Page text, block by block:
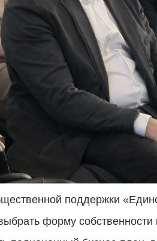
поддержки
форму